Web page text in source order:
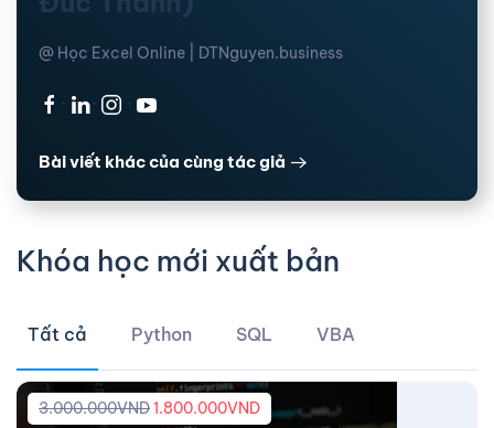
@ Học Excel Online | DTNguyen.business
· · ·
Bài viết khác của cùng tác giả
Khóa học mới xuất bản
Tất cả Python SQL VBA
3.000.000VND1.800.000VND